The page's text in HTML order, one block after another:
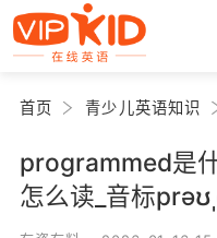
首页 青少儿英语知识
programmed是
怎么读_音标